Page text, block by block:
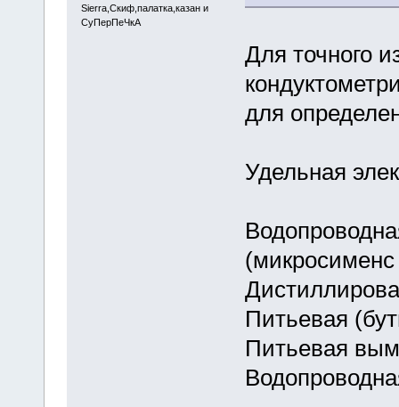
Sierra,Скиф,палатка,казан и
СуПерПеЧкА
Для точного
для
Удельная
Питьевая
Питьевая